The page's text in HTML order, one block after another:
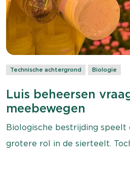
Technische achtergrond Biologie
Luis beheersen
meebewegen
Biologische bestrijding speelt
grotere rol in de sierteelt.